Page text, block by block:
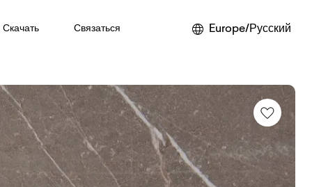
Скачать Связаться Europe/Русский